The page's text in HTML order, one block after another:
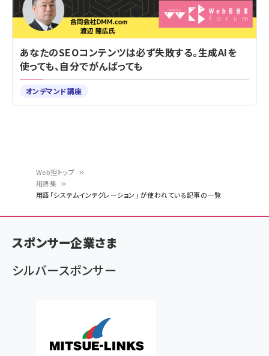
ン
く
ず
Web担トップ
用語集
用語「システムインテグレーション」 が使われている記事の一覧
あなたのSEOコンテンツは必ず失敗する。生成AIを
使っても、自分でがんばっても
オンデマンド講座
スポンサー企業さま
シルバースポンサー